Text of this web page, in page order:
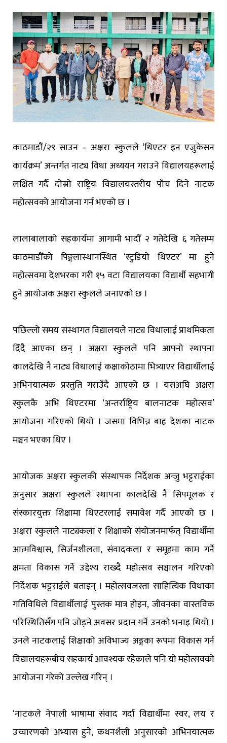
काठमाडौं/२९ साउन – अक्षरा स्कुलले ‘थिएटर इन एजुकेसन
कार्यक्रम’ अन्तर्गत नाट्य विधा अध्ययन गराउने विद्यालयहरूलाई
लक्षित गर्दै दोस्रो राष्ट्रिय विद्यालयस्तरीय पाँच दिने नाटक
महोत्सवको आयोजना गर्न भएको छ ।
लालाबालाको सहकार्यमा आगामी भादौँ २ गतेदेखि ६ गतेसम्म
काठमाडौँको पिङ्गलास्थानस्थित ‘स्टुडियो थिएटर’ मा हुने
महोत्सवमा देशभरका गरी १५ वटा विद्यालयका विद्यार्थी सहभागी
हुने आयोजक अक्षरा स्कुलले जनाएको छ ।
पछिल्लो समय संस्थागत विद्यालयले नाट्य विधालाई प्राथमिकता
दिँदै आएका छन् । अक्षरा स्कुलले पनि आफ्नो स्थापना
कालदेखि नै नाट्य विधालाई कक्षाकोठामा भित्र्याएर विद्यार्थीलाई
अभिनयात्मक प्रस्तुति गराउँदै आएको छ । यसअघि अक्षरा
स्कुलकै अभि थिएटरमा ‘अन्तर्राष्ट्रिय बालनाटक महोत्सव’
आयोजना गरिएको थियो । जसमा विभिन्न बाह्र देशका नाटक
मञ्चन भएका थिए ।
आयोजक अक्षरा स्कुलकी संस्थापक निर्देशक अन्जु भट्टराईका
अनुसार अक्षरा स्कुलले स्थापना कालदेखि नै सिपमूलक र
संस्कारयुक्त शिक्षामा थिएटरलाई समावेश गर्दै आएको छ ।
अक्षरा स्कुलले नाट्यकला र शिक्षाको संयोजनमार्फत् विद्यार्थीमा
आत्मविश्वास, सिर्जनशीलता, संवादकला र समूहमा काम गर्ने
क्षमता विकास गर्ने उद्देश्य राख्दै महोत्सव सञ्चालन गरिएको
निर्देशक भट्टराईले बताइन् । महोत्सवजस्ता साहित्यिक विधाका
गतिविधिले विद्यार्थीलाई पुस्तक मात्र होइन, जीवनका वास्तविक
परिस्थितिसँग पनि जोड्ने अवसर प्रदान गर्ने उनको भनाइ थियो ।
उनले नाटकलाई शिक्षाको अविभाज्य अङ्गका रूपमा विकास गर्न
विद्यालयहरूबीच सहकार्य आवश्यक रहेकाले पनि यो महोत्सवको
आयोजना गरेको उल्लेख गरिन् ।
‘नाटकले नेपाली भाषामा संवाद गर्दा विद्यार्थीमा स्वर, लय र
उच्चारणको अभ्यास हुने, कथनशैली अनुसारको अभिनयात्मक